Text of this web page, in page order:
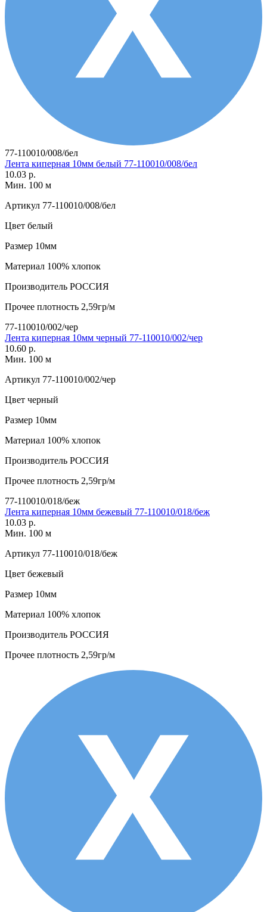
77-110010/008/бел
Лента киперная 10мм белый 77-110010/008/бел
10.03 р.
Мин. 100 м
Артикул 77-110010/008/бел
Цвет белый
Размер 10мм
Материал 100% хлопок
Производитель РОССИЯ
Прочее плотность 2,59гр/м
77-110010/002/чер
Лента киперная 10мм черный 77-110010/002/чер
10.60 р.
Мин. 100 м
Артикул 77-110010/002/чер
Цвет черный
Размер 10мм
Материал 100% хлопок
Производитель РОССИЯ
Прочее плотность 2,59гр/м
77-110010/018/беж
Лента киперная 10мм бежевый 77-110010/018/беж
10.03 р.
Мин. 100 м
Артикул 77-110010/018/беж
Цвет бежевый
Размер 10мм
Материал 100% хлопок
Производитель РОССИЯ
Прочее плотность 2,59гр/м